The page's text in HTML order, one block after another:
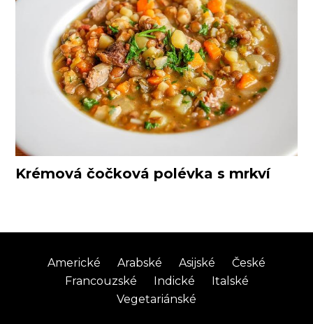
Krémová čočková polévka s mrkví
Americké Arabské Asijské
České
Francouzské
Indické
Italské
Vegetariánské